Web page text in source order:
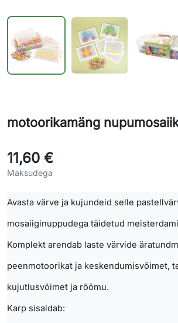
motoorikamäng
11,60 €
Maksudega
Avasta värve ja kujundeid selle
mosaiiginuppudega täidetud
Komplekt arendab laste värvide
peenmotoorikat ja keskendumisvõimet,
kujutlusvõimet ja rõõmu.
Karp sisaldab: